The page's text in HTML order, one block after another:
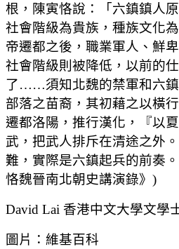
根，陳寅恪說：「六鎮鎮人
社會階級為貴族，種族文化
帝遷都之後，職業軍人、鮮
社會階級則被降低，以前的
了……須知北魏的禁軍和六
部落之苗裔，其初藉之以橫
遷都洛陽，推行漢化，『以
武，把武人排斥在清途之外
難，實際是六鎮起兵的前奏
恪魏晉南北朝史講演錄》)
David Lai 香港中文大學文學
圖片：維基百科